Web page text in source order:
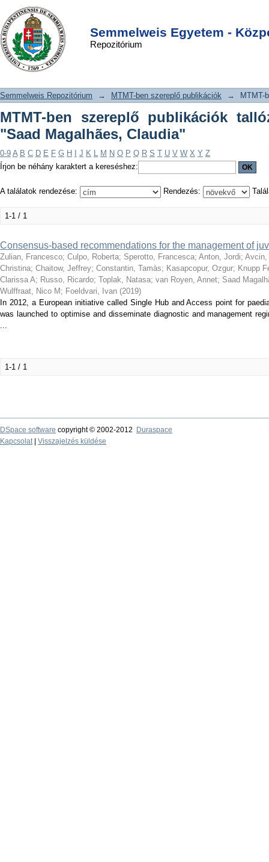
Semmelweis Egyetem -
Repozitórium
MTMT-ben szereplő publikációk
tallózása szerző szerint "Saad
Magalhães, Claudia"
DSpace/Manakin Repository
Semmelweis Repozitórium → MTMT-ben szereplő publikációk → MTMT-
MTMT-ben szereplő publikációk
"Saad Magalhães, Claudia"
0-9 A B C D E F G H J K L M N O P Q R S T U V W X Y Z
Írjon be néhány karaktert a kereséshez:
A találatok rendezése: Rendezés:
1-1 / 1
Consensus-based recommendations for the management of
Zulian, Francesco; Culpo, Roberta; Sperotto, Francesca; Anton, Jordi; Avcin,
Christina; Chaitow, Jeffrey; Constantin, Tamàs; Kasapcopur, Ozgur; Knupp
Clarissa A; Russo, Ricardo; Toplak, Natasa; van Royen, Annet; Saad
Wulffraat, Nico M ; Foeldvari, Ivan (2019)
In 2012, a European initiative called Single Hub and Access point for
was launched to optimise and disseminate diagnostic and management
...
1-1 / 1
DSpace software copyright © 2002-2012
Duraspace
Kapcsolat| Visszajelzés küldése